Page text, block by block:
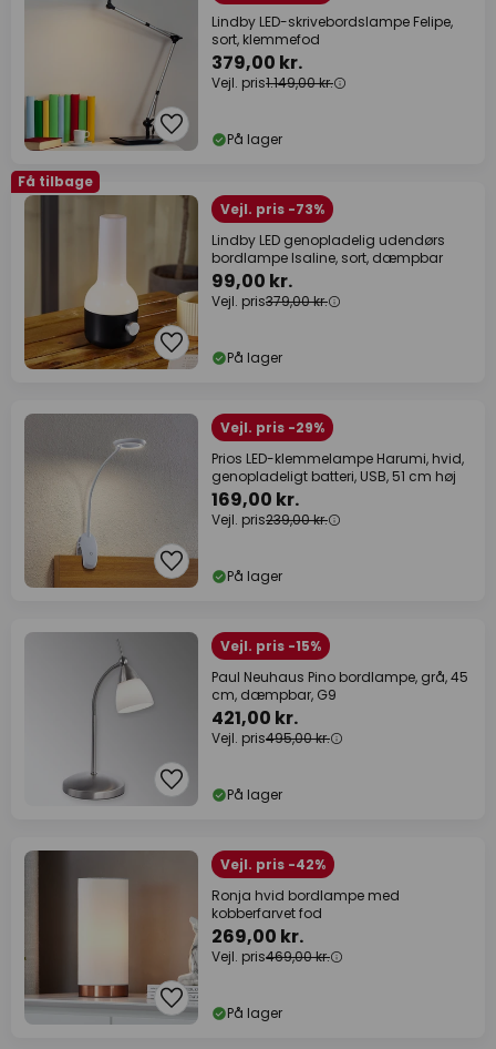
Lindby LED-skrivebordslampe Felipe,
sort, klemmefod
379,00 kr.
Vejl. pris1.149,00 kr.
På lager
Få tilbage
Vejl. pris -73%
Lindby LED genopladelig udendørs
bordlampe Isaline, sort, dæmpbar
99,00 kr.
Vejl. pris379,00 kr.
På lager
Vejl. pris -29%
Prios LED-klemmelampe Harumi, hvid,
genopladeligt batteri, USB, 51 cm høj
169,00 kr.
Vejl. pris239,00 kr.
På lager
Vejl. pris -15%
Paul Neuhaus Pino bordlampe, grå, 45
cm, dæmpbar, G9
421,00 kr.
Vejl. pris495,00 kr.
På lager
Vejl. pris -42%
Ronja hvid bordlampe med
kobberfarvet fod
269,00 kr.
Vejl. pris469,00 kr.
På lager